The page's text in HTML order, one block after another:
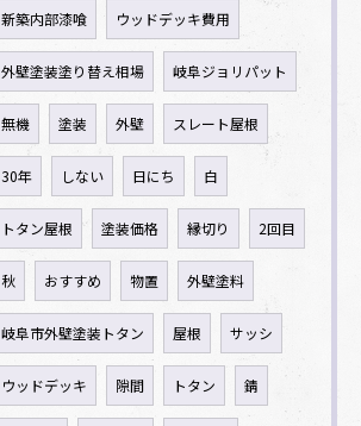
新築内部漆喰 ウッドデッキ費用
外壁塗装塗り替え相場 岐阜ジョリパット
無機 塗装 外壁 スレート屋根
30年 しない 日にち 白
トタン屋根 塗装価格 縁切り 2回目
秋 おすすめ 物置 外壁塗料
岐阜市外壁塗装トタン 屋根 サッシ
ウッドデッキ 隙間 トタン 錆